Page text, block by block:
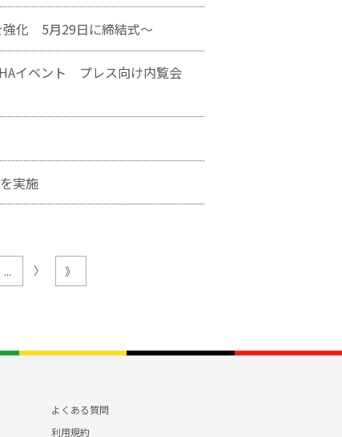
強化 5月29日に締結式〜
イベント プレス向け内覧会
実施
... 〉 》
よくある質問
利用規約